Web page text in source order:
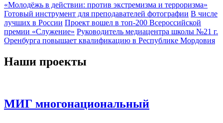
«Молодёжь в действии: против экстремизма и терроризма»
Готовый инструмент для преподавателей фотографии В числе
лучших в России Проект вошел в топ-200 Всероссийской
премии «Служение» Руководитель медиацентра школы №21 г.
Оренбурга повышает квалификацию в Республике Мордовия
Наши проекты
МИГ многонациональный